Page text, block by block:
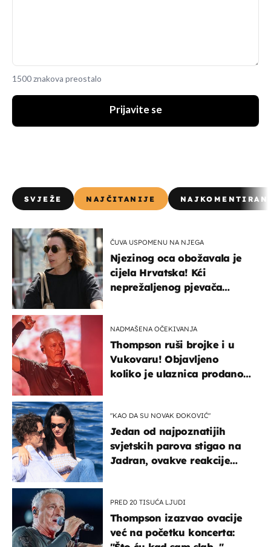
1500 znakova preostalo
Prijavite se
SVJEŽE NAJČITANIJE
ČUVA USPOMENU NA NJEGA
Njezinog oca obožavala je
cijela Hrvatska! Kći
neprežaljenog pjevača
NADMAŠENA OČEKIVANJA
Thompson ruši brojke i u
Vukovaru! Objavljeno
koliko je ulaznica prodano
"KAO DA SU NOVAK ĐOKOVIĆ"
Jedan od najpoznatijih
svjetskih parova stigao na
Jadran, ovakve reakcije
PRED 20 TISUĆA LJUDI
Thompson izazvao ovacije
već na početku koncerta: